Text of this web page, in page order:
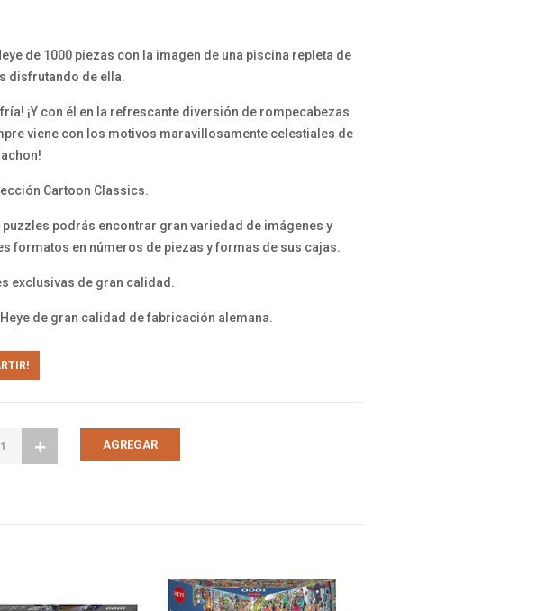
de 1000 piezas con la imagen de una piscina repleta de
disfrutando de ella.
fría! ¡Y con él en la refrescante diversión de rompecabezas
viene con los motivos maravillosamente celestiales de
Cartoon Classics.
puzzles podrás encontrar gran variedad de imágenes y
formatos en números de piezas y formas de sus cajas.
exclusivas de gran calidad.
de gran calidad de fabricación alemana.